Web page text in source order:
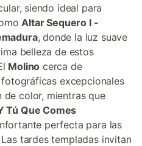
siendo ideal para
Altar Sequero I -
, donde la luz suave
belleza de estos
Molino cerca de
excepcionales
de color, mientras que
Tú Que Comes
perfecta para las
tardes templadas invitan